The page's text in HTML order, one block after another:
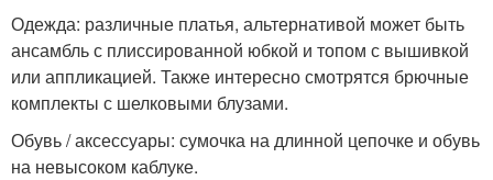
Одежда: различные платья, альтернативой может быть
ансамбль с плиссированной юбкой и топом с вышивкой
или аппликацией. Также интересно смотрятся брючные
комплекты с шелковыми блузами.
Обувь / аксессуары: сумочка на длинной цепочке и обувь
на невысоком каблуке.